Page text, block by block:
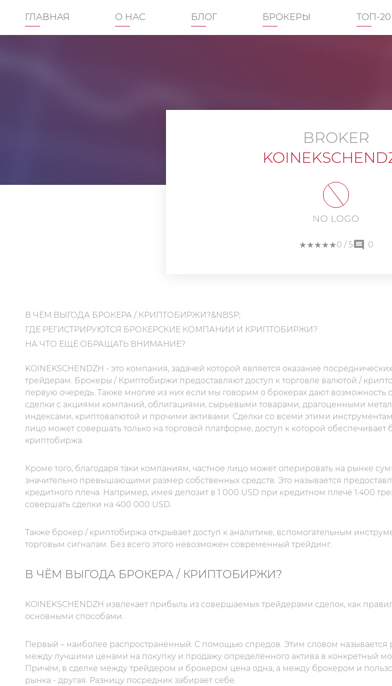
ГЛАВНАЯ О НАС БЛОГ БРОКЕРЫ ТОП-20
BROKER
★★
★★
★★
★★
★★
0 / 5 0
В ЧЁМ ВЫГОДА БРОКЕРА / КРИПТОБИРЖИ?&NBSP;
ГДЕ РЕГИСТРИРУЮТСЯ БРОКЕРСКИЕ КОМПАНИИ И КРИПТОБИРЖИ?
НА ЧТО ЕЩЁ ОБРАЩАТЬ ВНИМАНИЕ?
KOINEKSCHENDZH - это компания, задачей которой является оказание
трейдерам. Брокеры / Криптобиржи предоставляют доступ к торговле валютой /
первую очередь. Также многие из них если мы говорим о брокерах дают возможность
сделки с акциями компаний, облигациями, сырьевыми товарами, драгоценными
индексами, криптовалютой и прочими активами. Сделки со всеми этими
лицо может совершать только на торговой платформе, доступ к которой обеспечивает
криптобиржа.
Кроме того, благодаря таки компаниям, частное лицо может оперировать на рынке
значительно превышающими размер собственных средств. Это называется
кредитного плеча. Например, имея депозит в 1 000 USD при кредитном плече 1:400
совершать сделки на 400 000 USD.
Также брокер / криптобиржа открывает доступ к аналитике, вспомогательным
торговым сигналам. Без всего этого невозможен современный трейдинг.
В ЧЁМ ВЫГОДА БРОКЕРА / КРИПТОБИРЖИ?
KOINEKSCHENDZH извлекает прибыль из совершаемых трейдерами сделок, как
основными способами.
Первый – наиболее распространённый. С помощью спредов. Этим словом называется
между лучшими ценами на покупку и продажу определённого актива в конкретный
Причём, в сделке между трейдером и брокером цена одна, а между брокером и
рынка - другая. Разницу посредник забирает себе.